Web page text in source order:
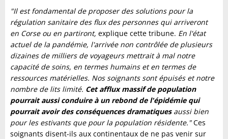
"Il est fondamental de proposer des solutions pour la
régulation sanitaire des flux des personnes qui arriveront
en Corse ou en partiront, explique cette tribune. En l'état
actuel de la pandémie, l'arrivée non contrôlée de plusieurs
dizaines de milliers de voyageurs mettrait à mal notre
capacité de soins, en termes humains et en termes de
ressources matérielles. Nos soignants sont épuisés et notre
nombre de lits limité. Cet afflux massif de population
pourrait aussi conduire à un rebond de l'épidémie qui
pourrait avoir des conséquences dramatiquesaussi bien
pour les estivants que pour la population résidente."Ces
soignants disent-ils aux continentaux de ne pas venir sur